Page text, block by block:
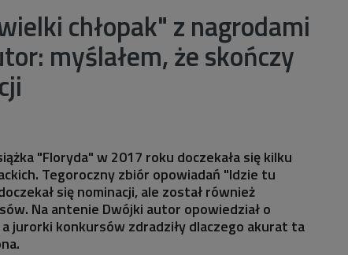
chłopak" z nagrodami
myślałem, że skończy
"Floryda" w 2017 roku doczekała się kilku
Tegoroczny zbiór opowiadań "Idzie tu
się nominacji, ale został również
Na antenie Dwójki autor opowiedział o
jurorki konkursów zdradziły dlaczego akurat ta